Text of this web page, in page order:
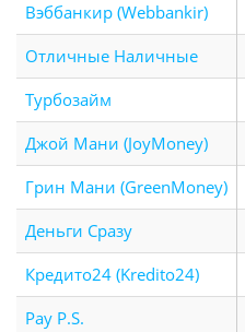
Вэббанкир (Webbankir)
Отличные Наличные
Турбозайм
Джой Мани (JoyMoney)
Грин Мани (GreenMoney)
Деньги Сразу
Кредито24 (Kredito24)
Pay P.S.